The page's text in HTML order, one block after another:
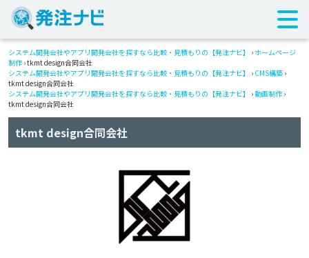
システム開発会社やアプリ開発会社を探すなら比較・見積もりの【発注ナビ】 › ホームページ
制作 › tkmt design合同会社
システム開発会社やアプリ開発会社を探すなら比較・見積もりの【発注ナビ】
› CMS構築 ›
tkmt design合同会社
システム開発会社やアプリ開発会社を探すなら比較・見積もりの【発注ナビ】
›動画制作 ›
tkmt design合同会社
tkmt design合同会社